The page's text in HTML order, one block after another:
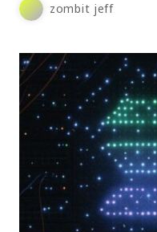
zombit jeff